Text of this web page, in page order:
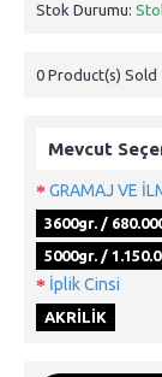
Stok Durumu:
0 Product(s) Sold
Mevcut
GRAMAJ VE
3600gr. /
5000gr. /
İplik Cinsi
AKRİLİK